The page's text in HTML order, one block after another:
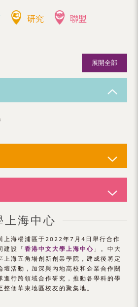
研究 聯盟
展開全部
上海中心
上海楊浦區于2022年7月4日舉行合作
建設「香港中文大學上海中心 」。中大
上海五角場創新創業學院，建成後將定
壇活動，加深與內地高校和企業合作關
進行跨領域合作研究，推動各學科的學
個華東地區校友的聚集地。